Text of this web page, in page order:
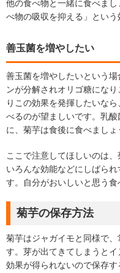
他の食べ物と一緒に食べま
べ物の吸収を抑える」という
善玉菌を増やしたい
善玉菌を増やしたいという
ンが分解されオリゴ糖にな
りこの効果を発揮したいな
べるのが望ましいです。乳
に、菊芋は食後に食べましょ
ここで注意してほしいのは
いろんな効能などにしばら
す。自分がおいしいと思う食
菊芋の保存方法
菊芋はジャガイモと同様で
す。芽が出てきてしまうと
効果が得られないので保存